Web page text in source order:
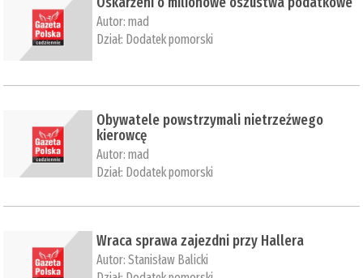
Autor:mad
Dział: Dodatek pomorski
​Obywatele powstrzymali nietrzeźwego
kierowcę
Autor:mad
Dział: Dodatek pomorski
​Wraca sprawa zajezdni przy Hallera
Autor:Stanisław Balicki